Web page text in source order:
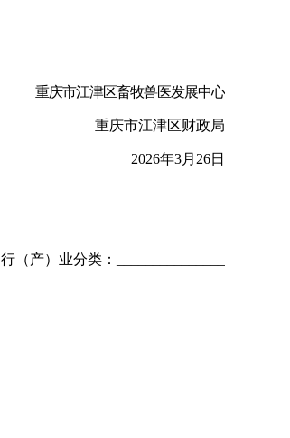
重庆市江津区畜牧兽医发展中心
重庆市江津区财政局
2026年3月 26日
行（产）业分类：